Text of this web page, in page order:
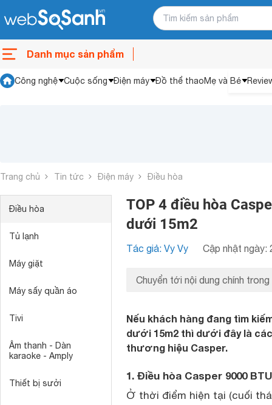
Danh mục sản phẩm
Công nghệ Cuộc sống Điện máy Đồ thể thaoMẹ và Bé
Trang chủ Tin tức Điện máy Điều hòa
Điều hòa
Tủ lạnh
Máy giặt
Máy sấy quần áo
Tivi
Âm thanh - Dàn
karaoke - Amply
Thiết bị sưởi
TOP 4 điều hòa
dưới 15m2
Tác giả: Vy Vy Cập nhật ngày:
Chuyển tới nội dung chính trong
Nếu khách hàng đang tìm
dưới 15m2 thì dưới đây là
thương hiệu Casper.
1. Điều hòa Casper 9000
Ở thời điểm hiện tại (cuối